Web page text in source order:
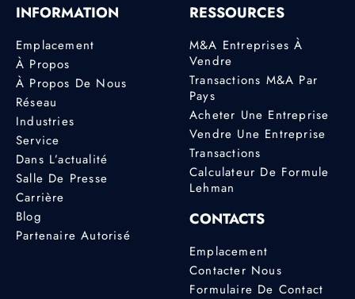
INFORMATION
Emplacement
À Propos
À Propos De Nous
Réseau
Industries
Service
Dans L’actualité
Salle De Presse
Carrière
Blog
Partenaire Autorisé
RESSOURCES
M&A Entreprises À
Vendre
Transactions M&A Par
Pays
Acheter Une Entreprise
Vendre Une Entreprise
Transactions
Calculateur De Formule
Lehman
CONTACTS
Emplacement
Contacter Nous
Formulaire De Contact